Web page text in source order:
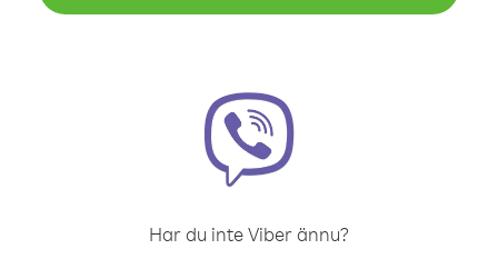
Har du inte Viber ännu?